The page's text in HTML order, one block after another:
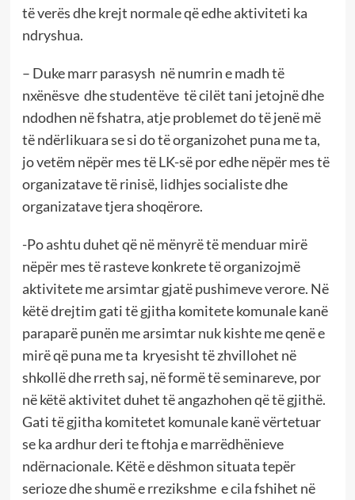
të verës dhe krejt normale që edhe aktiviteti ka
ndryshua.
– Duke marr parasysh në numrin e madh të
nxënësve dhe studentëve të cilët tani jetojnë dhe
ndodhen në fshatra, atje problemet do të jenë më
të ndërlikuara se si do të organizohet puna me ta,
jo vetëm nëpër mes të LK-së por edhe nëpër mes të
organizatave të rinisë, lidhjes socialiste dhe
organizatave tjera shoqërore.
-Po ashtu duhet që në mënyrë të menduar mirë
nëpër mes të rasteve konkrete të organizojmë
aktivitete me arsimtar gjatë pushimeve verore. Në
këtë drejtim gati të gjitha komitete komunale kanë
paraparë punën me arsimtar nuk kishte me qenë e
mirë që puna me ta kryesisht të zhvillohet në
shkollë dhe rreth saj, në formë të seminareve, por
në këtë aktivitet duhet të angazhohen që të gjithë.
Gati të gjitha komitetet komunale kanë vërtetuar
se ka ardhur deri te ftohja e marrëdhënieve
ndërnacionale. Këtë e dëshmon situata tepër
serioze dhe shumë e rrezikshme e cila fshihet në